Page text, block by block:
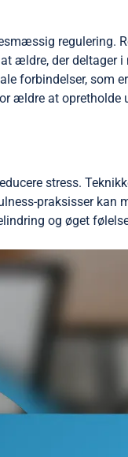
regulering.
ældre, der deltager
forbindelser, som
ældre at
stress.
praksisser kan
og øget